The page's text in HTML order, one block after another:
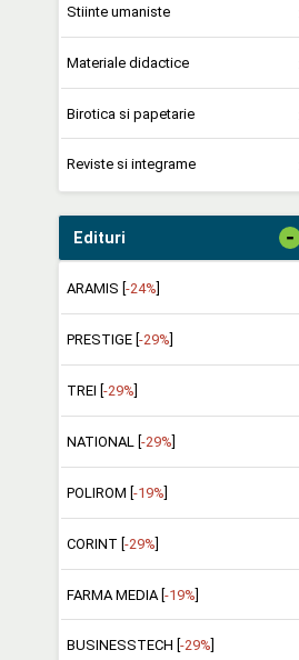
Stiinte umaniste
Materiale didactice
Birotica si papetarie
Reviste si integrame
Edituri -
ARAMIS [ -24%
PRESTIGE [ -29%
TREI [ -29%
NATIONAL [ -29%
POLIROM [ -19%
CORINT [-29%]
FARMA MEDIA [-19%]
BUSINESSTECH [ -29%